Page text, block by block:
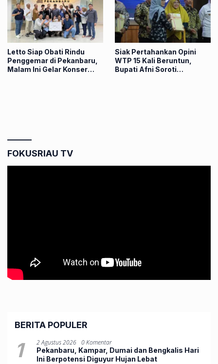
Letto Siap Obati Rindu
Penggemar di Pekanbaru,
Malam Ini Gelar Konser
Siak Pertahankan Opini
WTP 15 Kali Beruntun,
Bupati Afni Soroti
FOKUSRIAU TV
BERITA POPULER
1 2 Agustus 2026 0 Komentar
Pekanbaru, Kampar, Dumai dan Bengkalis Hari
Ini Berpotensi Diguyur Hujan Lebat